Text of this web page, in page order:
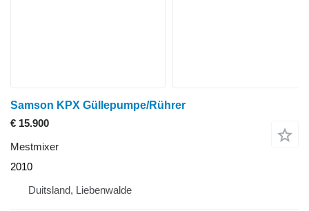
Samson KPX Güllepumpe/Rührer
€ 15.900
Mestmixer
2010
Duitsland, Liebenwalde